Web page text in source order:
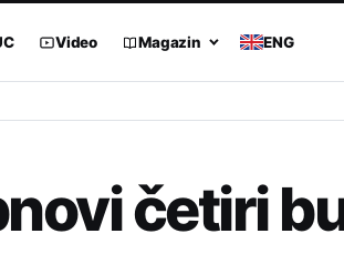
Video Magazin ENG
četiri